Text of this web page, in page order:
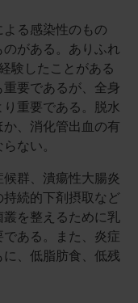
る感染性のもの
がある。ありふれ
験したことがある
要であるが、全身
重要である。脱水
、消化管出血の有
ない。
群、潰瘍性大腸炎
続的下剤摂取など
を整えるために乳
ある。また、炎症
、低脂肪食、低残